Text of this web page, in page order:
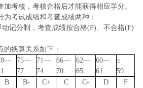
加考核，考核合格后才能获得相应学分。
为考试成绩和考查成绩两种：
记分制，考查成绩按合格(P)、不合格(F)
的换算关系如下：
75―
77
71―
74
66―
70
62―
65
60―
61
≤
59
B B- C+ C C- D F